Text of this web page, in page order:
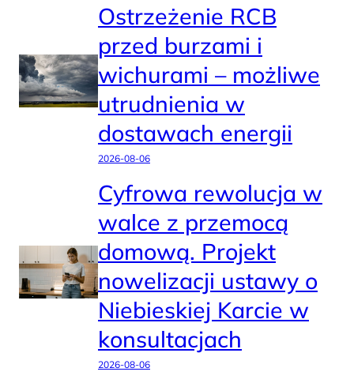
Ostrzeżenie RCB
przed burzami i
wichurami – możliwe
utrudnienia w
dostawach energii
2026-08-06
Cyfrowa rewolucja w
walce z przemocą
domową. Projekt
nowelizacji ustawy o
Niebieskiej Karcie w
konsultacjach
2026-08-06